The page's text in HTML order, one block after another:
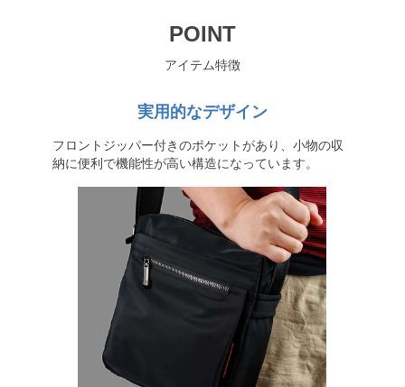
POINT
アイテム特徴
実用的なデザイン
フロントジッパー付きのポケットがあり、小物の収
納に便利で機能性が高い構造になっています。